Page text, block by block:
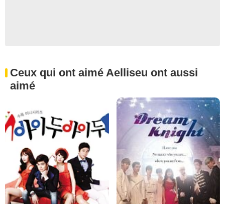
Ceux qui ont aimé Aelliseu ont aussi
aimé